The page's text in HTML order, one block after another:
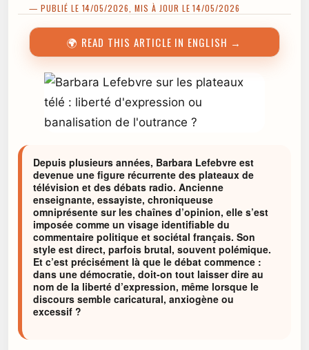
— PUBLIÉ LE 14/05/2026, MIS À JOUR LE 14/05/2026
🌍 READ THIS ARTICLE IN ENGLISH →
Depuis plusieurs années, Barbara Lefebvre est
devenue une figure récurrente des plateaux de
télévision et des débats radio. Ancienne
enseignante, essayiste, chroniqueuse
omniprésente sur les chaînes d’opinion, elle s’est
imposée comme un visage identifiable du
commentaire politique et sociétal français. Son
style est direct, parfois brutal, souvent polémique.
Et c’est précisément là que le débat commence :
dans une démocratie, doit-on tout laisser dire au
nom de la liberté d’expression, même lorsque le
discours semble caricatural, anxiogène ou
excessif ?